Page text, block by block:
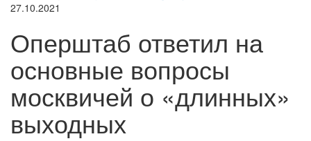
27.10.2021
Оперштаб ответил на
основные вопросы
москвичей о «длинных»
выходных